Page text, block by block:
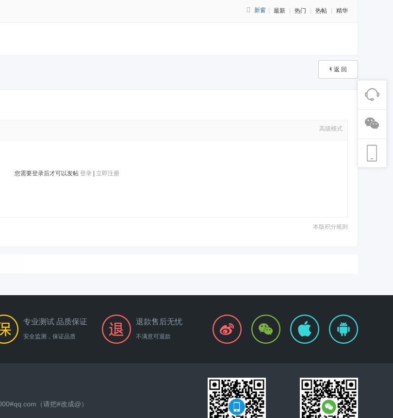
最新 热门 热帖 精华
新窗
返 回
高级模式
您需要登录后才可以发帖 登录 立即注册
本版积分规则
专业测试 品质保证
安全监测，保证品质
退款售后无忧
不满意可退款
（请把#改成@）